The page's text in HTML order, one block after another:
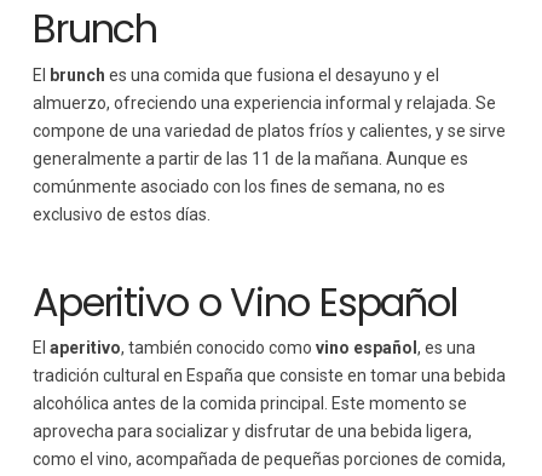
Brunch
El brunch es una comida que fusiona el desayuno y el
almuerzo, ofreciendo una experiencia informal y relajada. Se
compone de una variedad de platos fríos y calientes, y se sirve
generalmente a partir de las 11 de la mañana. Aunque es
comúnmente asociado con los fines de semana, no es
exclusivo de estos días.
Aperitivo o Vino Español
El aperitivo, también conocido como vino español , es una
tradición cultural en España que consiste en tomar una bebida
alcohólica antes de la comida principal. Este momento se
aprovecha para socializar y disfrutar de una bebida ligera,
como el vino, acompañada de pequeñas porciones de comida,